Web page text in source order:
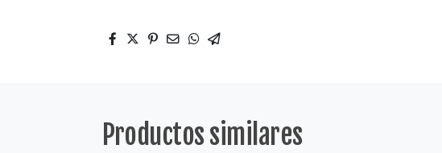
Productos similares